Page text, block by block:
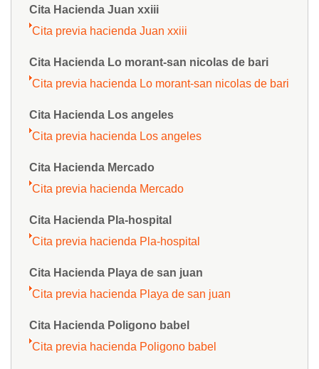
Cita Hacienda Juan xxiii
Cita previa hacienda Juan xxiii
Cita Hacienda Lo morant-san nicolas de bari
Cita previa hacienda Lo morant-san nicolas de bari
Cita Hacienda Los angeles
Cita previa hacienda Los angeles
Cita Hacienda Mercado
Cita previa hacienda Mercado
Cita Hacienda Pla-hospital
Cita previa hacienda Pla-hospital
Cita Hacienda Playa de san juan
Cita previa hacienda Playa de san juan
Cita Hacienda Poligono babel
Cita previa hacienda Poligono babel